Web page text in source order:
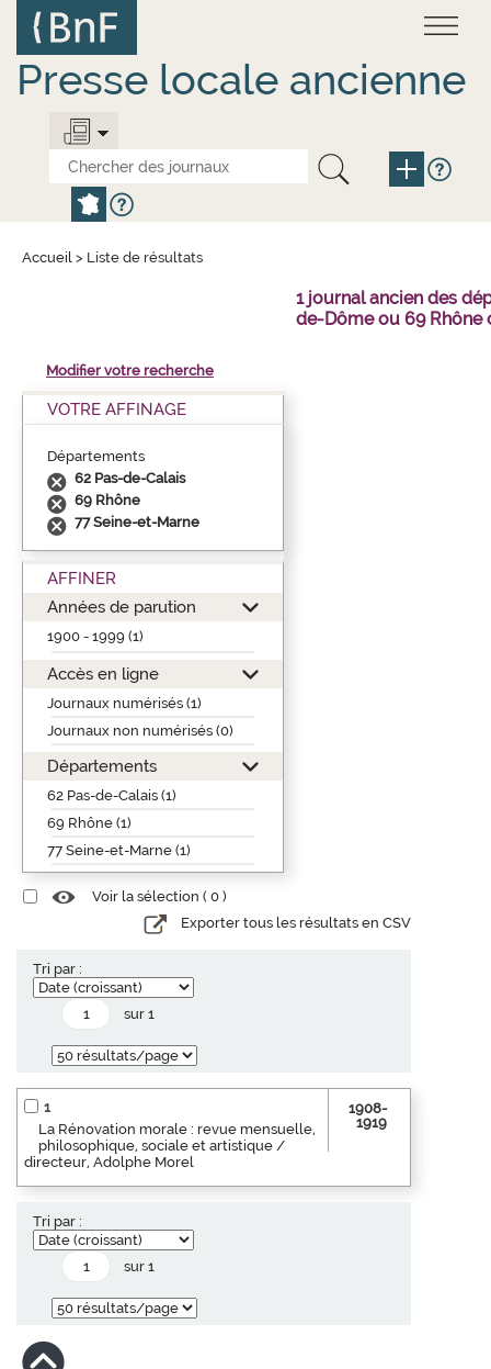
contenu
principal
Presse locale ancienne
Accueil > Liste de résultats
1 journal ancien des
de-Dôme ou 69 Rhône
Modifier votre recherche
VOTRE AFFINAGE
Départements
62 Pas-de-Calais
69 Rhône
77 Seine-et-Marne
AFFINER
Années de parution
1900 - 1999 (1)
Accès en ligne
Journaux numérisés (1)
Journaux non numérisés (0)
Départements
62 Pas-de-Calais (1)
69 Rhône (1)
77 Seine-et-Marne (1)
Voir la sélection ( 0 )
Exporter tous les résultats en CSV
Tri par :
sur 1
1
La Rénovation morale : revue mensuelle,
philosophique, sociale et artistique /
directeur, Adolphe Morel
1908-
1919
Tri par :
sur 1
Panneau de gestion des cookies